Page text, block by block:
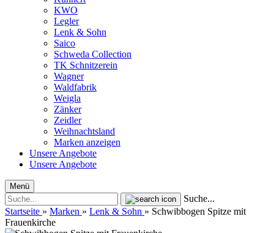
KWO
Legler
Lenk & Sohn
Saico
Schweda Collection
TK Schnitzerein
Wagner
Waldfabrik
Weigla
Zänker
Zeidler
Weihnachtsland
Marken anzeigen
Unsere Angebote
Unsere Angebote
Menü
Suche...
Startseite » Marken » Lenk & Sohn » Schwibbogen Spitze mit
Frauenkirche